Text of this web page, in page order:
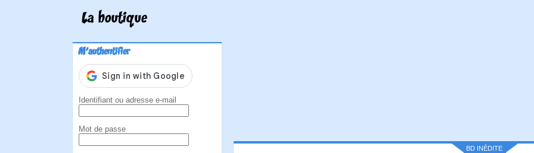
La boutique
M'authentifier
Identifiant ou adresse e-mail
Mot de passe
BD INÉDITE